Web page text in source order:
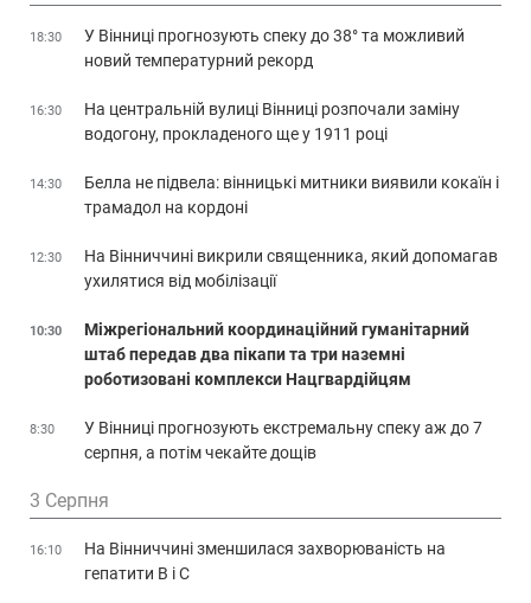
18:30
У Вінниці прогнозують спеку до 38° та можливий
новий температурний рекорд
16:30
На центральній вулиці Вінниці розпочали заміну
водогону, прокладеного ще у 1911 році
14:30
Белла не підвела: вінницькі митники виявили кокаїн і
трамадол на кордоні
12:30
На Вінниччині викрили священника, який допомагав
ухилятися від мобілізації
10:30
Міжрегіональний координаційний гуманітарний
штаб передав два пікапи та три наземні
роботизовані комплекси Нацгвардійцям
8:30
У Вінниці прогнозують екстремальну спеку аж до 7
серпня, а потім чекайте дощів
3 Серпня
16:10
На Вінниччині зменшилася захворюваність на
гепатити В і С